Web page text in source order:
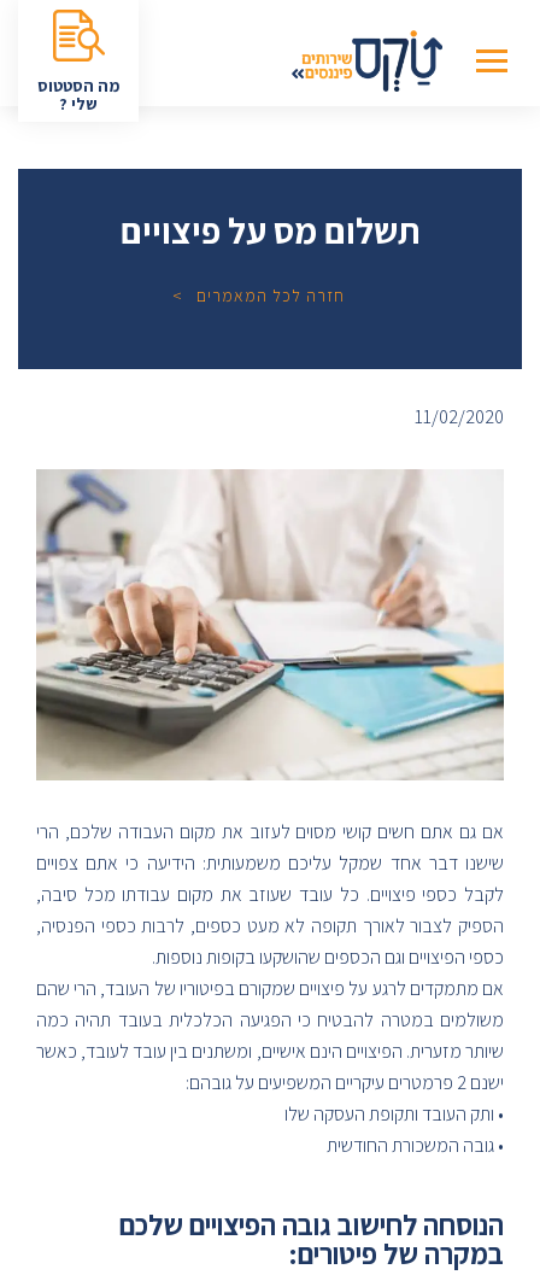
מה הסטטוס
שלי ?
תשלום מס על פיצויים
חזרה לכל המאמרים
11/02/2020
אם גם אתם חשים קושי מסוים לעזוב את מקום העבודה שלכם, הרי
שישנו דבר אחד שמקל עליכם משמעותית: הידיעה כי אתם צפויים
לקבל כספי פיצויים. כל עובד שעוזב את מקום עבודתו מכל סיבה,
הספיק לצבור לאורך תקופה לא מעט כספים, לרבות כספי הפנסיה,
כספי הפיצויים וגם הכספים שהושקעו בקופות נוספות.
אם מתמקדים לרגע על פיצויים שמקורם בפיטוריו של העובד, הרי שהם
משולמים במטרה להבטיח כי הפגיעה הכלכלית בעובד תהיה כמה
שיותר מזערית. הפיצויים הינם אישיים, ומשתנים בין עובד לעובד, כאשר
ישנם 2 פרמטרים עיקריים המשפיעים על גובהם:
• ותק העובד ותקופת העסקה שלו
• גובה המשכורת החודשית
הנוסחה לחישוב גובה הפיצויים שלכם
במקרה של פיטורים: